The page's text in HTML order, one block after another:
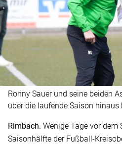
Ronny Sauer und seine beiden
über die laufende Saison hinaus
Rimbach. Wenige Tage vor dem
Saisonhälfte der Fußball-